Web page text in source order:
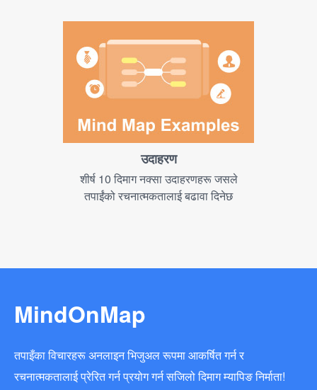
उदाहरण
शीर्ष 10 दिमाग नक्सा उदाहरणहरू जसले
तपाईंको रचनात्मकतालाई बढावा दिनेछ
MindOnMap
तपाइँका विचारहरू अनलाइन भिजुअल रूपमा आकर्षित गर्न र
रचनात्मकतालाई प्रेरित गर्न प्रयोग गर्न सजिलो दिमाग म्यापिङ निर्माता!